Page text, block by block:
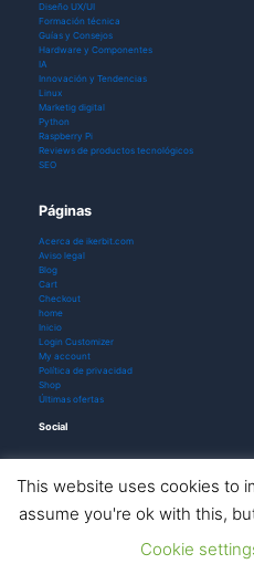
Diseño UX/UI
Formación técnica
Guías y Consejos
Hardware y Componentes
IA
Innovación y Tendencias
Linux
Marketig digital
Python
Raspberry Pi
Reviews de productos tecnológicos
SEO
Páginas
Acerca de ikerbit.com
Aviso legal
Blog
Cart
Checkout
home
Inicio
Login Customizer
My account
Política de privacidad
Shop
Últimas ofertas
Social
Todos los derechos ©
This website uses cookies to
assume you're ok with this,
Cookie